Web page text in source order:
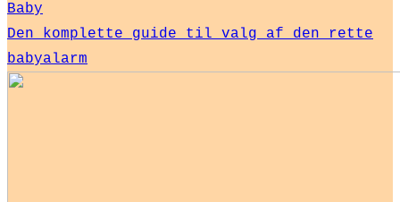
Baby
Den komplette guide til valg af den rette
babyalarm